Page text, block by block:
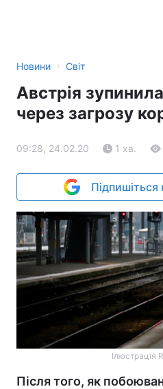
Новини › Світ
Австрія зупинила
через загрозу
09:28, 24.02.20 1 хв.
Підпишіться
Ілюстрація
Після того, як